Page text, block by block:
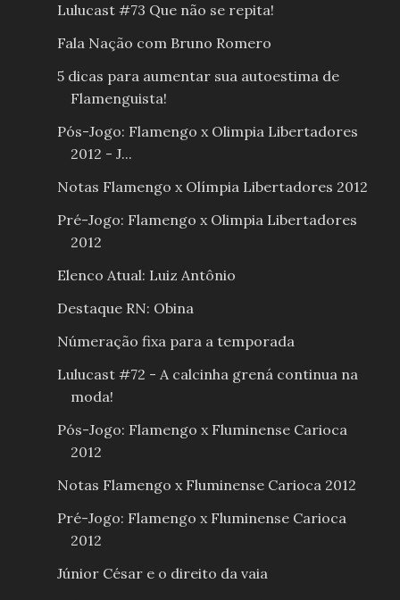
Lulucast #73 Que não se repita!
Fala Nação com Bruno Romero
5 dicas para aumentar sua autoestima de
Flamenguista!
Pós-Jogo: Flamengo x Olimpia Libertadores
2012 - J...
Notas Flamengo x Olímpia Libertadores 2012
Pré-Jogo: Flamengo x Olimpia Libertadores
2012
Elenco Atual: Luiz Antônio
Destaque RN: Obina
Númeração fixa para a temporada
Lulucast #72 - A calcinha grená continua na
moda!
Pós-Jogo: Flamengo x Fluminense Carioca
2012
Notas Flamengo x Fluminense Carioca 2012
Pré-Jogo: Flamengo x Fluminense Carioca
2012
Júnior César e o direito da vaia